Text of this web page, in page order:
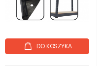
DO KOSZYKA